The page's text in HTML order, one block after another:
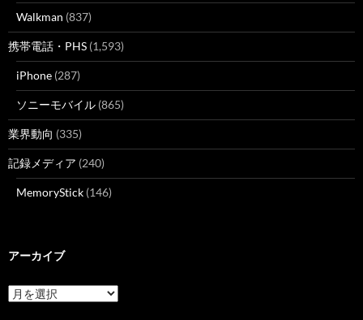
Walkman (837)
携帯電話・PHS (1,593)
iPhone (287)
ソニーモバイル (865)
業界動向 (335)
記録メディア (240)
MemoryStick (146)
アーカイブ
ア
ー